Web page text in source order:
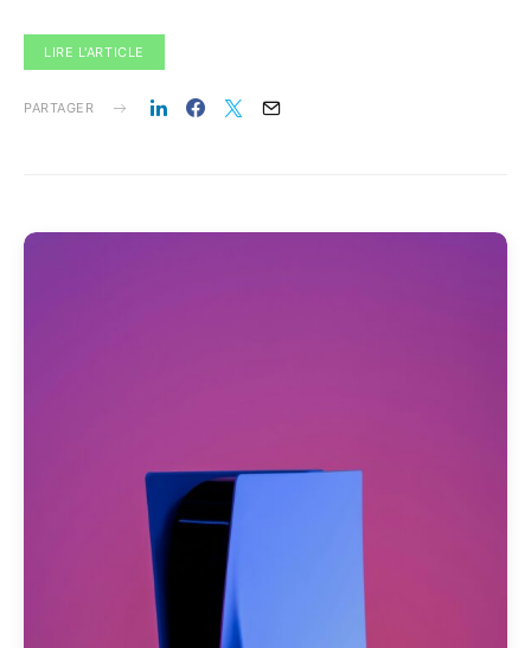
LIRE L'ARTICLE
PARTAGER